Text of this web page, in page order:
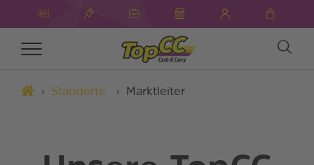
Toggle
Standorte Marktleiter